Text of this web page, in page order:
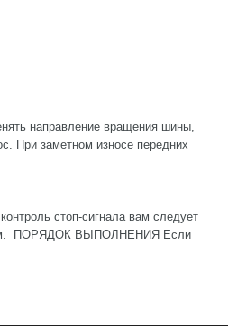
направление вращения шины,
При заметном износе передних
стоп-сигнала вам следует
ПОРЯДОК ВЫПОЛНЕНИЯ Если